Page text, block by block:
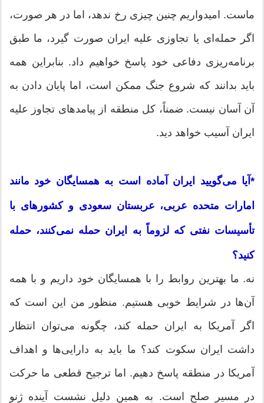
ماست. امیدواریم چنین چیزی رخ ندهد، اما در هر صورت،
اگر حمله‌ای یا تجاوزی علیه ایران صورت گیرد، ما طبق
برنامه‌ریزی دفاعی خود پاسخ خواهیم داد. بنابراین همه
باید بدانند که شروع جنگ ممکن است، اما پایان دادن به
آن آسان نیست. ضمناً، کل منطقه از پیامدهای تجاوز علیه
ایران آسیب خواهد دید.
*آیا می‌گویید ایران آماده است به همسایگان خود مانند
امارات متحده عربی، عربستان سعودی و کشورهای با
تأسیسات نفتی که لزوماً به ایران حمله نمی‌کنند، حمله
کنید؟
نه. ما بهترین روابط را با همسایگان خود داریم و با همه
آن‌ها در شرایط خوبی هستیم. منظور من این است که
اگر آمریکا به ایران حمله کند، چگونه می‌توان انتظار
داشت ایران سکوت کند؟ ما باید به دارایی‌ها و اهداف
آمریکا در منطقه پاسخ دهیم. اما ترجیح قطعی ما حرکت
در مسیر صلح است. به همین دلیل نشست آینده ژنو